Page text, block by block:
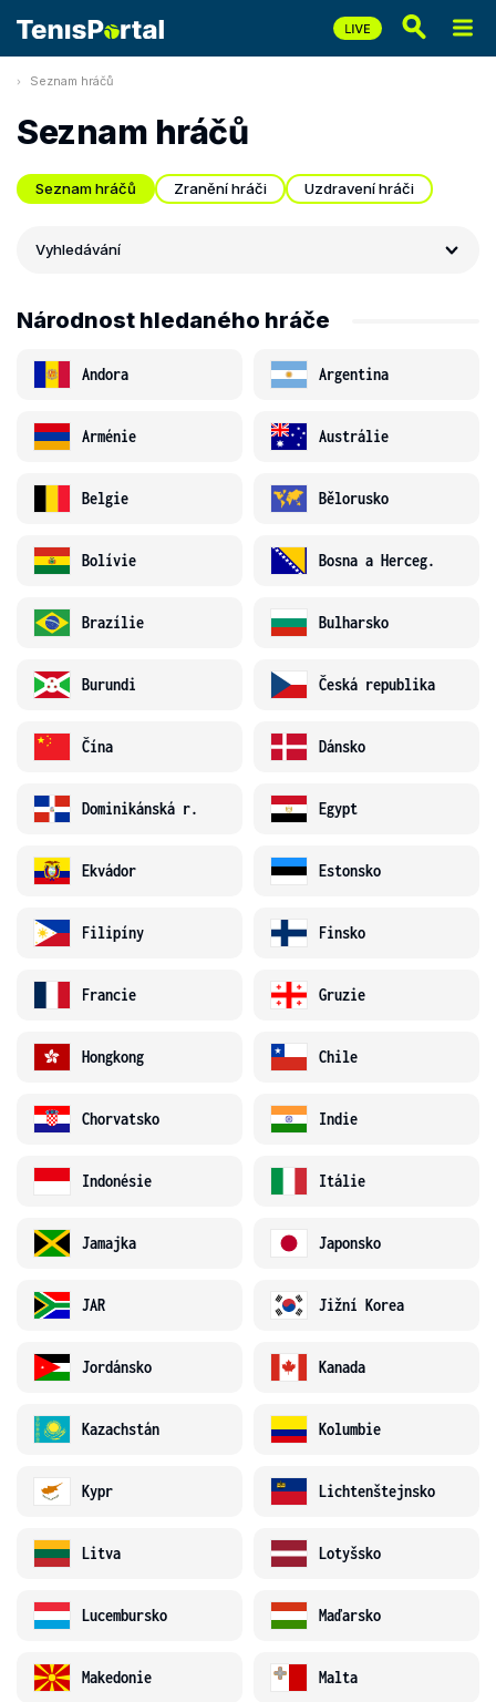
Seznam hráčů
Seznam hráčů
Seznam hráčů Zranění hráči Uzdravení hráči
Vyhledávání
Národnost hledaného hráče
Andora Argentina
Arménie Austrálie
Belgie Bělorusko
Bolívie Bosna a Herceg.
Brazílie Bulharsko
Burundi Česká republika
Čína Dánsko
Dominikánská r. Egypt
Ekvádor Estonsko
Filipíny Finsko
Francie Gruzie
Hongkong Chile
Chorvatsko Indie
Indonésie Itálie
Jamajka Japonsko
JAR Jižní Korea
Jordánsko Kanada
Kazachstán Kolumbie
Kypr Lichtenštejnsko
Litva Lotyšsko
Lucembursko Maďarsko
Makedonie Malta